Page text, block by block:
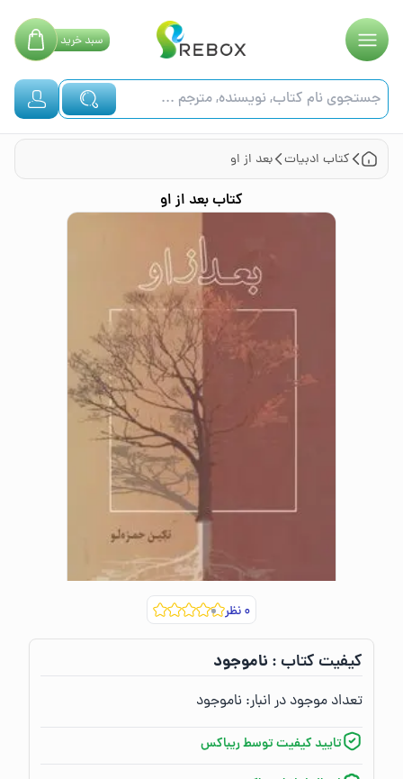
سبدخرید
کتاب ادبیات بعد از او
کتاببعد از او
۰نظر
کیفیت کتاب :‌ ناموجود
تعداد موجود در انبار:‌ ناموجود
تایید کیفیت توسط ریباکس